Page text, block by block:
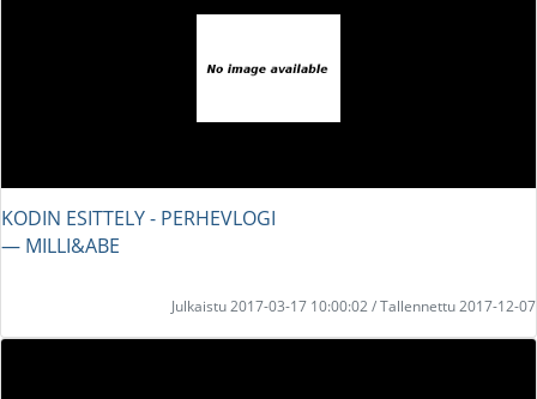
KODIN ESITTELY - PERHEVLOGI
― MILLI&ABE
Julkaistu 2017-03-17 10:00:02 / Tallennettu 2017-12-07